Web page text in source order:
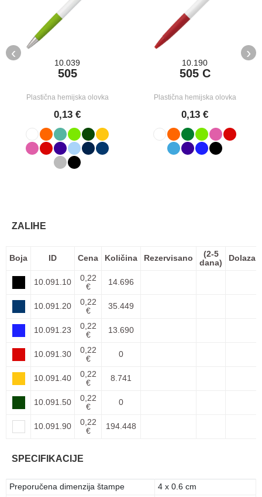
10.039
505
Plastična hemijska olovka
0,13 €
10.190
505 C
Plastična hemijska olovka
0,13 €
‹ ›
ZALIHE
Boja ID Cena Količina Rezervisano
(2-5
dana)
Dolazak
10.091.10
0,22
€
14.696
10.091.20
0,22
€
35.449
10.091.23
0,22
€
13.690
10.091.30
0,22
€
0
10.091.40
0,22
€
8.741
10.091.50
0,22
€
0
10.091.90
0,22
€
194.448
SPECIFIKACIJE
Preporučena dimenzija štampe
4 x 0.6 cm